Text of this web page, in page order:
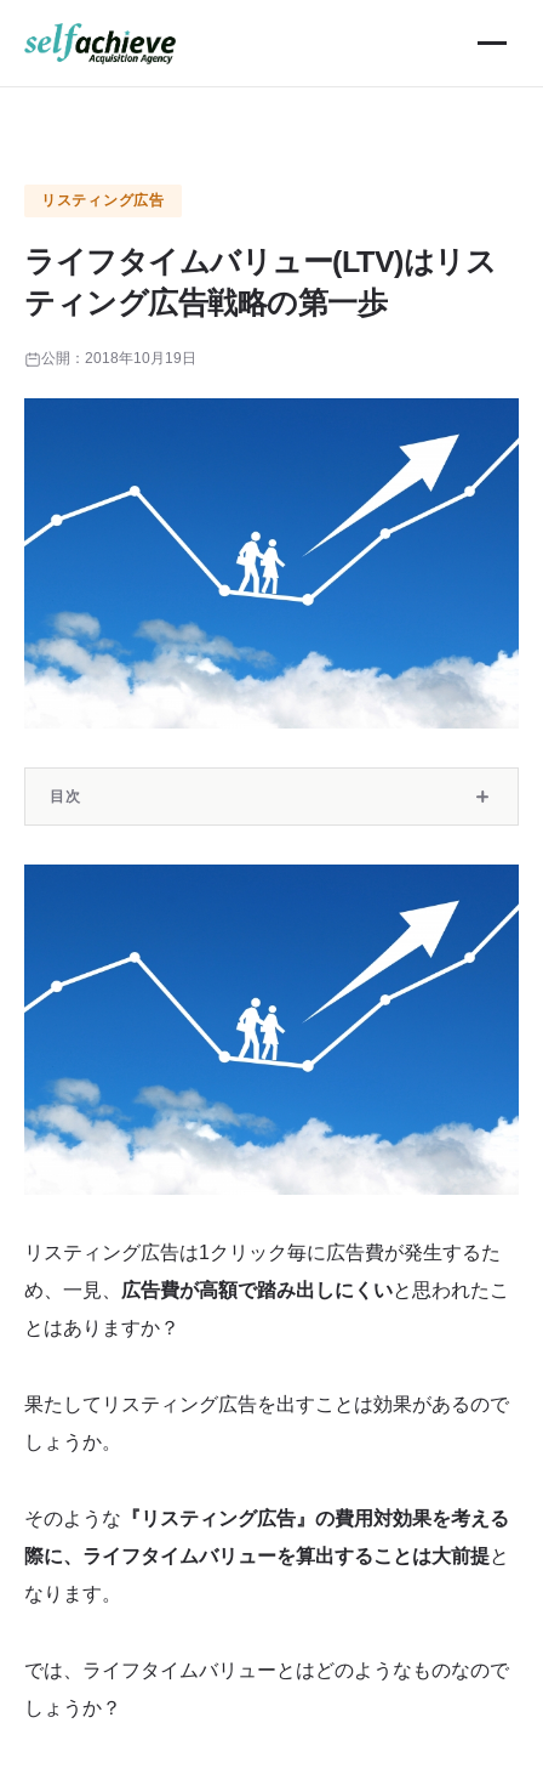
リスティング広告
ライフタイムバリュー(LTV)はリス
ティング広告戦略の第一歩
公開： 2018年10月19日
目次
ライフタイムバリューとは
ライフタイムバリュー以外に考慮すべきリスティング広告
ウェブサイトの本質
まとめ
リスティング広告は1クリック毎に広告費が発生するた
め、一見、 広告費が高額で踏み出しにくいと思われたこ
とはありますか？
果たしてリスティング広告を出すことは効果があるので
しょうか。
そのような 『リスティング広告』の費用対効果を考える
際に、ライフタイムバリューを算出することは大前提と
なります。
では、ライフタイムバリューとはどのようなものなので
しょうか？